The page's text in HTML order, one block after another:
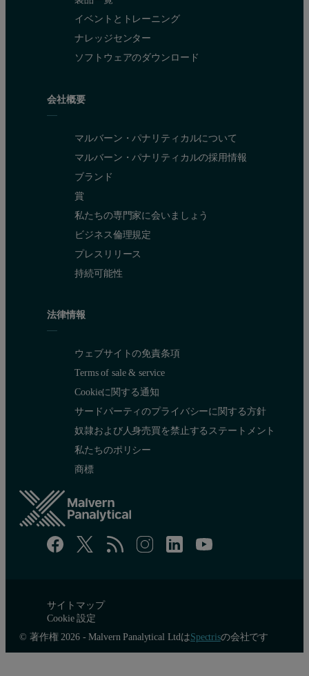
Figure 1. WD core vs. ED core calculated Cr concentrations
Increased sample throughput
The ability to measure multiple elements with the ED core,
Accuracy and precision
Table 3 demonstrates the achievable accuracy and precision
Table 2. Measurement times for the WD core and SumXcore
イベントとトレーニング
ナレッジセンター
ソフトウェアのダウンロード
会社概要
マルバーン・パナリティカルについて
マルバーン・パナリティカルの採用情報
ブランド
賞
私たちの専門家に会いましょう
ビジネス倫理規定
プレスリリース
持続可能性
法律情報
ウェブサイトの免責条項
Terms of sale & service
Cookieに関する通知
サードパーティのプライバシーに関する方針
奴隷および人身売買を禁止するステートメント
私たちのポリシー
商標
サイトマップ
Cookie 設定
© 著作権 2026 - Malvern Panalytical LtdはSpectrisの会社です